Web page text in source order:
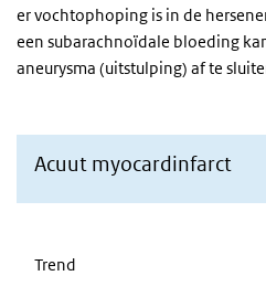
er vochtophoping is in de
een subarachnoïdale bloeding
aneurysma (uitstulping) af te
Acuut myocardinfarct
Trend